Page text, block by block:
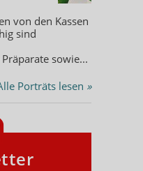
von den Kassen
sind
sowie...
Porträts lesen »